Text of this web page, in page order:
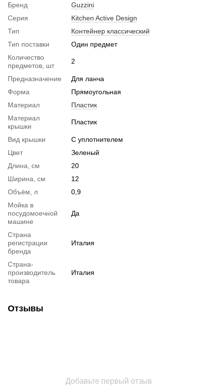
Бренд
Guzzini
Серия
Kitchen Active Design
Тип
Контейнер классический
Тип поставки
Один предмет
Количество
предметов, шт
2
Предназначение
Для ланча
Форма
Прямоугольная
Материал
Пластик
Материал
крышки
Пластик
Вид крышки
С уплотнителем
Цвет
Зеленый
Длина, см
20
Ширина, см
12
Объём, л
0,9
Мойка в
посудомоечной
машине
Да
Страна
регистрации
бренда
Италия
Страна-
производитель
товара
Италия
Отзывы
Добавьте первый отзыв